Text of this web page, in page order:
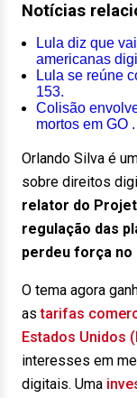
Notícias
Lula diz que
americanas
Lula se reúne
153.
Colisão
mortos em GO .
Orlando Silva é
sobre direitos
relator do
regulação das
perdeu força
O tema agora
astarifas
Estados Unidos
interesses em
digitais. Uma